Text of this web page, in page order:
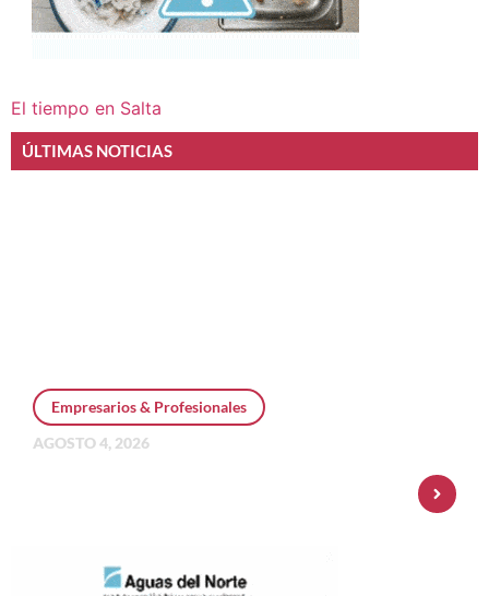
El tiempo en Salta
ÚLTIMAS NOTICIAS
Empresarios & Profesionales
AGOSTO 4, 2026